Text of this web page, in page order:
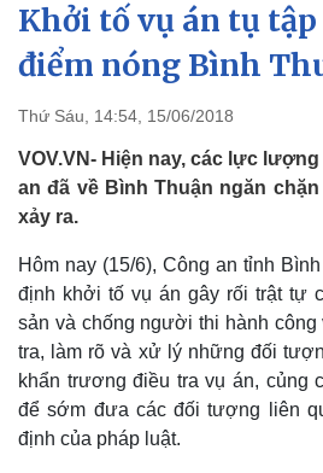
Chính trị
Đảng
Tổ chức nhân sự
Nhận diện sự thật
Xã
Tin
Dự
Khởi tố vụ án tụ
điểm nóng Bình
Thứ Sáu, 14:54, 15/06/2018
VOV.VN- Hiện nay, các lực
an đã về Bình Thuận ngăn
xảy ra.
Hôm nay (15/6), Công an tỉnh
định khởi tố vụ án gây rối trật tự
sản và chống người thi hành công
tra, làm rõ và xử lý những đối
khẩn trương điều tra vụ án, củng
để sớm đưa các đối tượng liên
định của pháp luật.